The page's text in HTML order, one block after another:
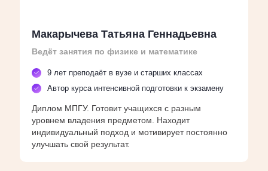
Макарычева Татьяна Геннадьевна
Ведёт занятия по физике и математике
9 лет преподаёт в вузе и старших классах
Автор курса интенсивной подготовки к экзамену
Диплом МПГУ. Готовит учащихся с разным
уровнем владения предметом. Находит
индивидуальный подход и мотивирует постоянно
улучшать свой результат.